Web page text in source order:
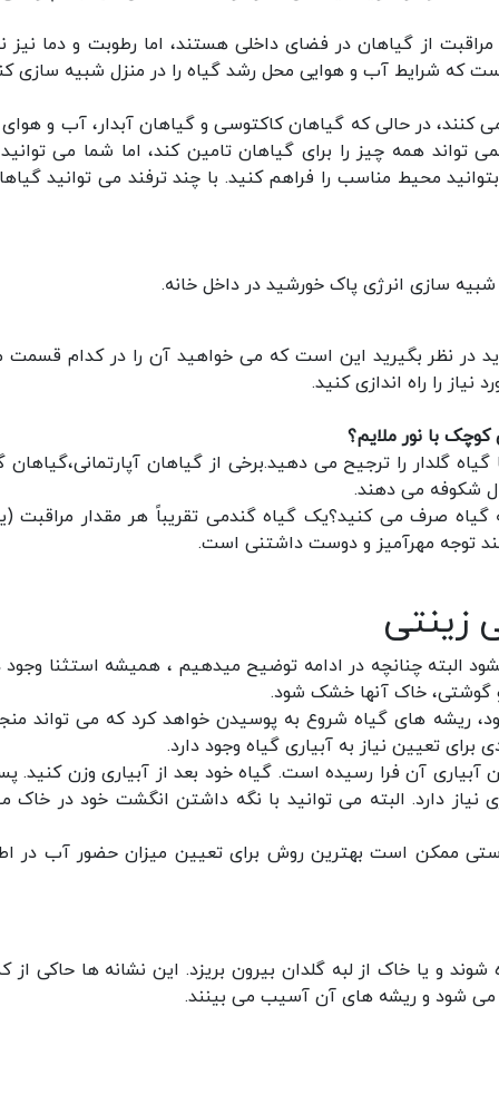
از گیاهان در فضای داخلی هستند، اما رطوبت و دما
که شرایط آب و هوایی محل رشد گیاه را در منزل شبیه سازی
در حالی که گیاهان کاکتوسی و گیاهان آبدار، آب و
تواند همه چیز را برای گیاهان تامین کند، اما شما می
محیط مناسب را فراهم کنید. با چند ترفند می توانید
سازی انرژی پاک خورشید در داخل خانه.
در نظر بگیرید این است که می خواهید آن را در کدام قسمت
را راه اندازی کنید.
با نور ملایم؟
گلدار را ترجیح می دهید.برخی از گیاهان آپارتمانی،گیاهان
شکوفه می دهند.
صرف می کنید؟یک گیاه گندمی تقریباً هر مقدار مراقبت
توجه مهرآمیز و دوست داشتنی است.
زینتی
البته چنانچه در ادامه توضیح میدهیم ، همیشه استثنا وجود
و گوشتی، خاک آنها خشک شود.
های گیاه شروع به پوسیدن خواهد کرد که می تواند
تعیین نیاز به آبیاری گیاه وجود دارد.
آبیاری آن فرا رسیده است. گیاه خود بعد از آبیاری وزن کنید.
دارد. البته می توانید با نگه داشتن انگشت خود در خاک
ممکن است بهترین روش برای تعیین میزان حضور آب در
و یا خاک از لبه گلدان بیرون بریزد. این نشانه ها حاکی از
شود و ریشه های آن آسیب می بینند.